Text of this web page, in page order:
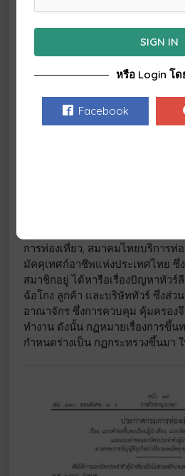
มัคคุเทศก์หรือสาขาท่องเที่ยวที่มี
(Transcript ฉบับภาษาไทย) หรื
สำเนาอนุปริญญาหรือประกาศนี
หรือสาขาการท่องเที่ยวที่มีวิชาเ
กว่าที่คณะกรรมการกำหนด
การท่องเที่ยว, สมาคมไทยบริการท่
มัคคุเทศก์อาชีพแห่งประเทศไทย ซึ่
สมาชิกอยู่ ได้หารือเรื่องปัญหาทัวร์
ฉ้อโกง ลูกค้า และบริษัททัวร์ ซึ่งส่ว
อาณาจักร ซึ่งการควบคุม คุ้มครอง
ทำงาน ดังนั้น กฏหมายเรื่องการขึ้น
กำหนดร่างเป็น กฏกระทรวงขึ้นมา
SIGN IN
หรือ Login โด
Facebook